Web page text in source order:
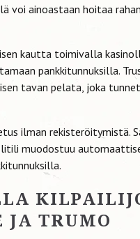
voi ainoastaan hoitaa
kautta toimivalla
pankkitunnuksilla.
tavan pelata, joka
ilman rekisteröitymistä.
muodostuu
TRUMO